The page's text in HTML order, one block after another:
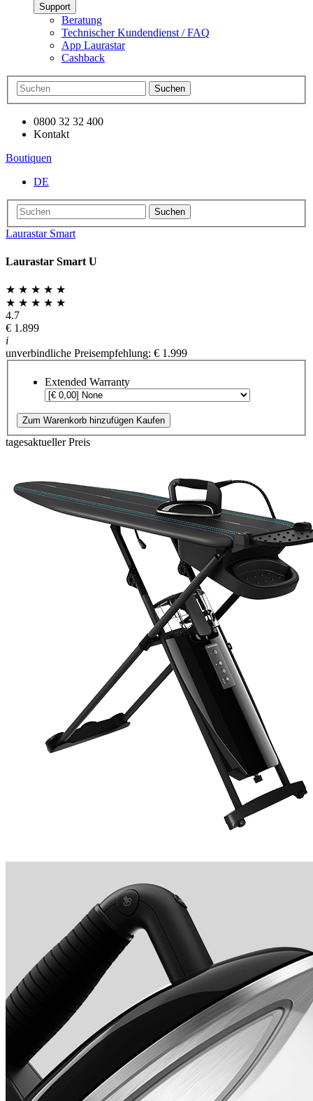
Support
Beratung
Technischer Kundendienst / FAQ
App Laurastar
Cashback
Suchen
0800 32 32 400
Kontakt
Boutiquen
DE
Suchen
Laurastar Smart
Laurastar Smart U
★ ★ ★ ★ ★
★ ★ ★ ★ ★
4.7
€ 1.899
i
unverbindliche Preisempfehlung: € 1.999
Extended Warranty
Zum Warenkorb hinzufügen Kaufen
tagesaktueller Preis